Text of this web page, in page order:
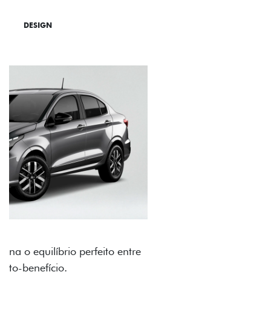
DESIGN
As rodas de liga leve com desenho dinâmico e
acabamento diamantado elevam o estilo do Fiat